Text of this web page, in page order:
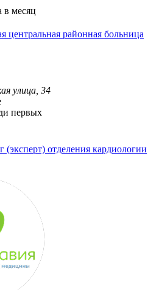
в месяц
центральная районная больница
улица, 34
первых
(эксперт) отделения кардиологии